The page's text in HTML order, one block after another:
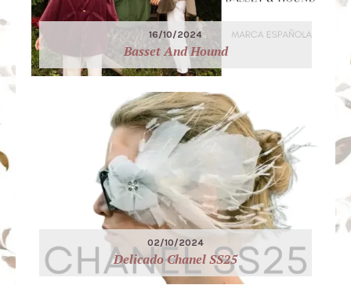
16/10/2024
Basset And Hound
02/10/2024
Delicado Chanel SS25